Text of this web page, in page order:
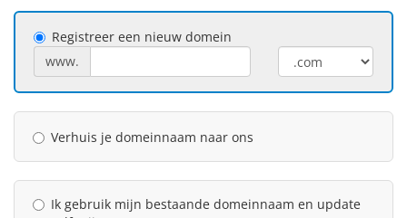
Registreer een nieuw domein
www.
Verhuis je domeinnaam naar ons
Ik gebruik mijn bestaande domeinnaam en update